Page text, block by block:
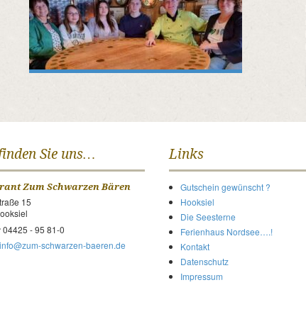
Sie uns…
Zum Schwarzen Bären
15
04425 - 95 81-0
info@zum-schwarzen-baeren.de
Links
Gutschein gewünscht ?
Hooksiel
Die Seesterne
Ferienhaus Nordsee….!
Kontakt
Datenschutz
Impressum